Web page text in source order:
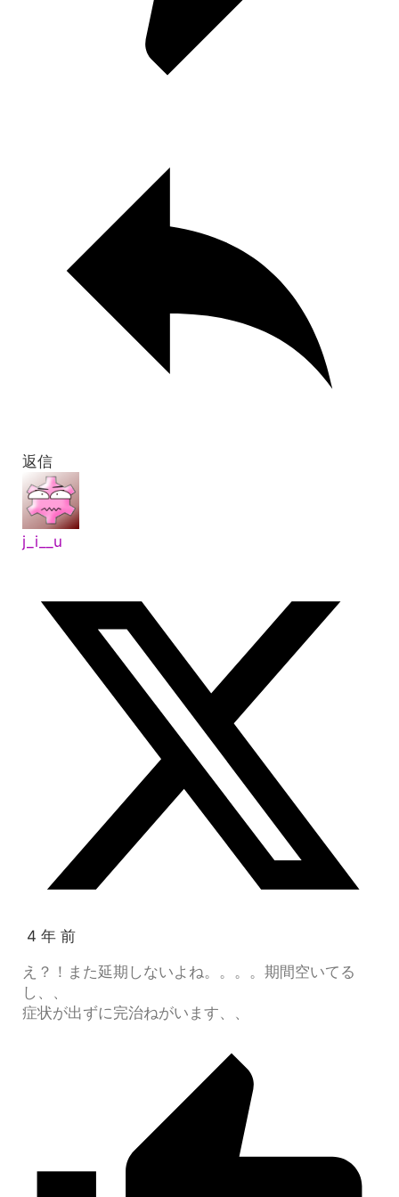
返信
j_i__u
4 年 前
え？！また延期しないよね。。。。期間空いてる
し、、
症状が出ずに完治ねがいます、、